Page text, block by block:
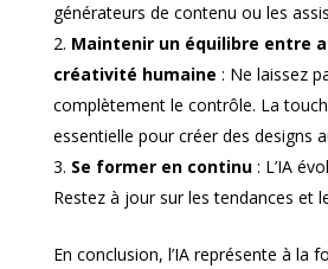
générateurs de contenu ou les
Maintenir un équilibre entre
créativité humaine : Ne laissez
complètement le contrôle. La
essentielle pour créer des designs
Se former en continu: L’IA
Restez à jour sur les tendances et
En conclusion, l’IA représente à la